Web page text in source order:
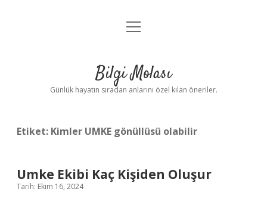
Anasayfa
Yasal Uyarı
menüyü
Bilgi Molası
Günlük hayatın sıradan anlarını özel kılan öneriler.
Etiket: Kimler UMKE gönüllüsü olabilir
Umke Ekibi Kaç Kişiden Oluşur
Tarih: Ekim 16, 2024